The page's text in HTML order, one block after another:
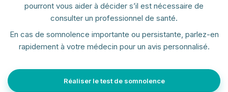
pourront vous aider à décider s’il est nécessaire de
consulter un professionnel de santé.
En cas de somnolence importante ou persistante, parlez-en
rapidement à votre médecin pour un avis personnalisé.
Réaliser le test de somnolence